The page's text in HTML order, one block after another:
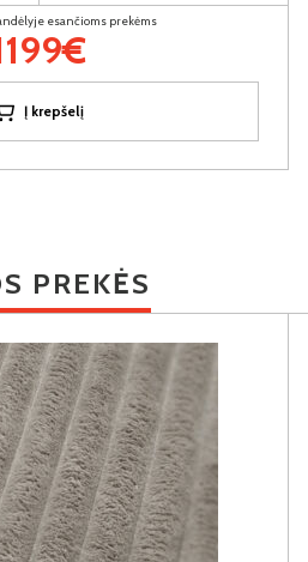
esančioms prekėms
Į krepšelį
PREKĖS